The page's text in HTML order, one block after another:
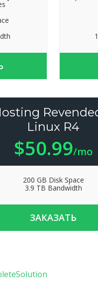
Linux R4
$50.99/mo
200 GB Disk Space
3.9 TB Bandwidth
ЗАКАЗАТЬ